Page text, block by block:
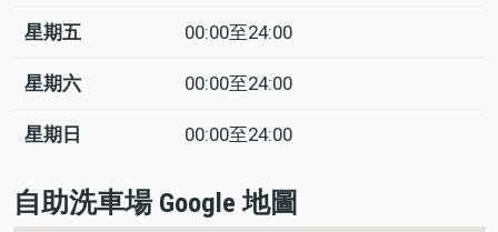
星期五 00:00至24:00
星期六 00:00至24:00
星期日 00:00至24:00
自助洗車場 Google 地圖